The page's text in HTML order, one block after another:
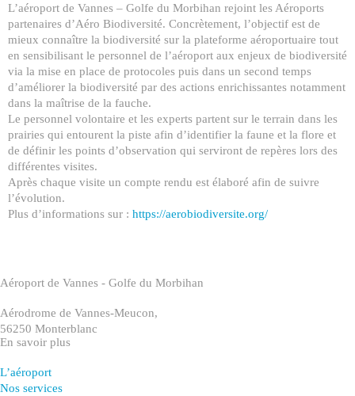
L’aéroport de Vannes – Golfe du Morbihan rejoint les Aéroports
partenaires d’Aéro Biodiversité. Concrètement, l’objectif est de
mieux connaître la biodiversité sur la plateforme aéroportuaire tout
en sensibilisant le personnel de l’aéroport aux enjeux de biodiversité
via la mise en place de protocoles puis dans un second temps
d’améliorer la biodiversité par des actions enrichissantes notamment
dans la maîtrise de la fauche.
Le personnel volontaire et les experts partent sur le terrain dans les
prairies qui entourent la piste afin d’identifier la faune et la flore et
de définir les points d’observation qui serviront de repères lors des
différentes visites.
Après chaque visite un compte rendu est élaboré afin de suivre
l’évolution.
Plus d’informations sur : https://aerobiodiversite.org/
Aéroport de Vannes - Golfe du Morbihan
Aérodrome de Vannes-Meucon,
56250 Monterblanc
En savoir plus
L’aéroport
Nos services